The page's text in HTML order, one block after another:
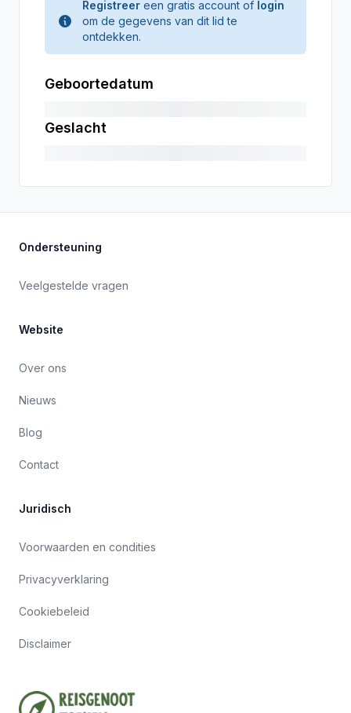
Registreer een gratis account of login
om de gegevens van dit lid te
ontdekken.
Geboortedatum
Geslacht
Ondersteuning
Veelgestelde vragen
Website
Over ons
Nieuws
Blog
Contact
Juridisch
Voorwaarden en condities
Privacyverklaring
Cookiebeleid
Disclaimer